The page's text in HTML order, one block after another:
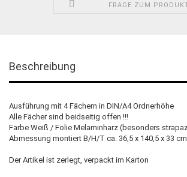
FRAGE ZUM
Beschreibung
Ausführung mit 4 Fächern in DIN/A4 Ordnerhöhe
Alle Fächer sind beidseitig offen !!!
Farbe Weiß / Folie Melaminharz (besonders
Abmessung montiert B/H/T ca. 36,5 x 140,5 x 33 cm
Der Artikel ist zerlegt, verpackt im Karton